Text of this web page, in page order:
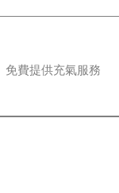
免費提供充氣服務